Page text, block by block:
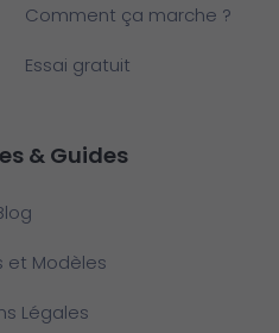
Comment ça marche ?
Essai gratuit
& Guides
et Modèles
Légales